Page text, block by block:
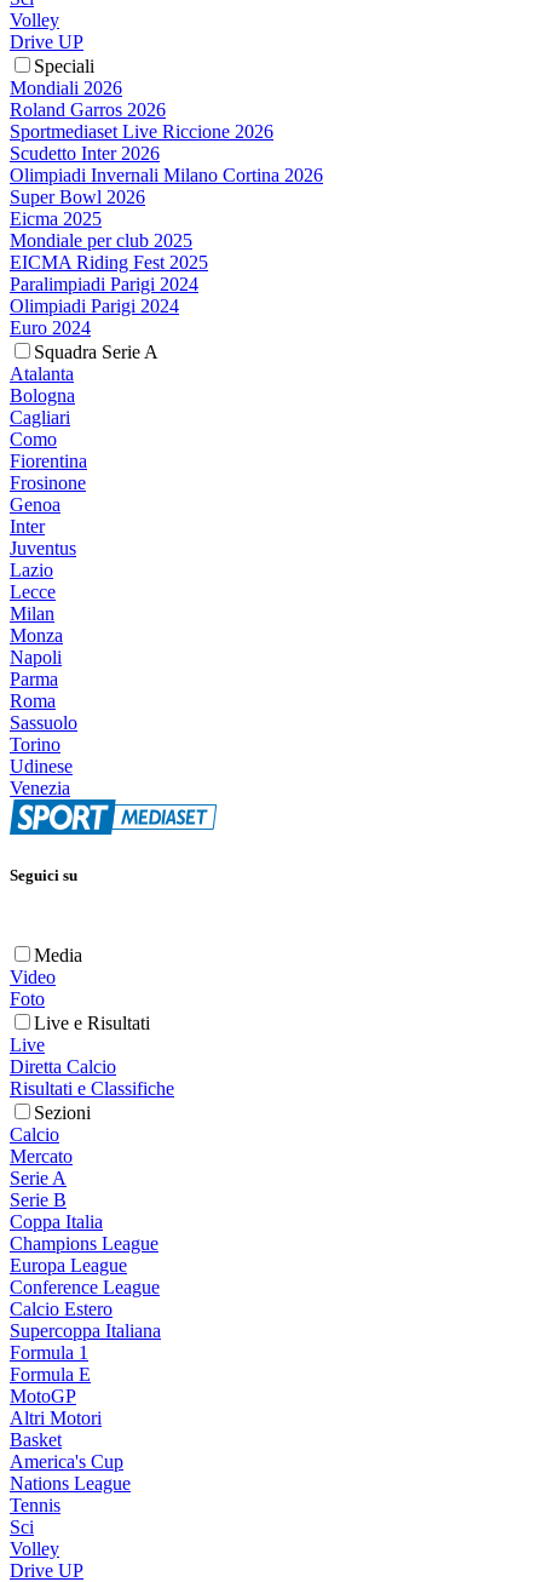
Volley
Drive UP
Speciali
Mondiali 2026
Roland Garros 2026
Sportmediaset Live Riccione 2026
Scudetto Inter 2026
Olimpiadi Invernali Milano Cortina 2026
Super Bowl 2026
Eicma 2025
Mondiale per club 2025
EICMA Riding Fest 2025
Paralimpiadi Parigi 2024
Olimpiadi Parigi 2024
Euro 2024
Squadra Serie A
Atalanta
Bologna
Cagliari
Como
Fiorentina
Frosinone
Genoa
Inter
Juventus
Lazio
Lecce
Milan
Monza
Napoli
Parma
Roma
Sassuolo
Torino
Udinese
Venezia
Seguici su
Media
Video
Foto
Live e Risultati
Live
Diretta Calcio
Risultati e Classifiche
Sezioni
Calcio
Mercato
Serie A
Serie B
Coppa Italia
Champions League
Europa League
Conference League
Calcio Estero
Supercoppa Italiana
Formula 1
Formula E
MotoGP
Altri Motori
Basket
America's Cup
Nations League
Tennis
Sci
Volley
Drive UP